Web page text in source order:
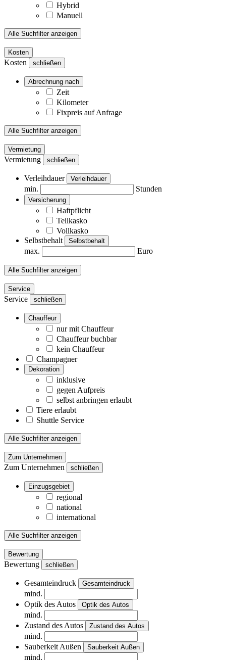
Hybrid
Manuell
Alle Suchfilter anzeigen
Kosten
Kosten schließen
Abrechnung nach
Zeit
Kilometer
Fixpreis auf Anfrage
Alle Suchfilter anzeigen
Vermietung
Vermietung schließen
Verleihdauer Verleihdauer
min. Stunden
Versicherung
Haftpflicht
Teilkasko
Vollkasko
Selbstbehalt
Selbstbehalt
max. Euro
Alle Suchfilter anzeigen
Service
Service schließen
Chauffeur
nur mit Chauffeur
Chauffeur buchbar
kein Chauffeur
Champagner
Dekoration
inklusive
gegen Aufpreis
selbst anbringen erlaubt
Tiere erlaubt
Shuttle Service
Alle Suchfilter anzeigen
Zum Unternehmen
Zum Unternehmen schließen
Einzugsgebiet
regional
national
international
Alle Suchfilter anzeigen
Bewertung
Bewertung schließen
Gesamteindruck Gesamteindruck
mind.
Optik des Autos
Optik des Autos
mind.
Zustand des Autos
Zustand des Autos
mind.
Sauberkeit Außen
Sauberkeit Außen
mind.